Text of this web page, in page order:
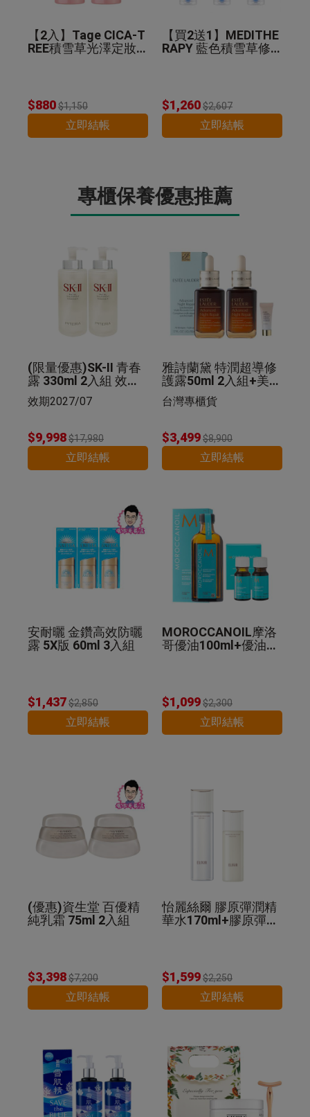
【2入】Tage CICA-T
REE積雪草光澤定妝
$880$1,150
立即結帳
【買2送1】MEDITHE
RAPY 藍色積雪草修
$1,260$2,607
立即結帳
專櫃保養優惠推薦
(限量優惠)SK-II 青春
露 330ml 2入組 效期2
027/07
效期2027/07
$9,998$17,980
立即結帳
雅詩蘭黛 特潤超導修
護露50ml 2入組+美肌
乳 5ml 公司貨
台灣專櫃貨
$3,499$8,900
立即結帳
安耐曬 金鑽高效防曬
露 5X版 60ml 3入組
$1,437$2,850
立即結帳
MOROCCANOIL摩洛
哥優油100ml+優油MI
$1,099$2,300
立即結帳
(優惠)資生堂 百優精
純乳霜 75ml 2入組
$3,398$7,200
立即結帳
怡麗絲爾 膠原彈潤精
華水170ml+膠原彈潤
$1,599$2,250
立即結帳